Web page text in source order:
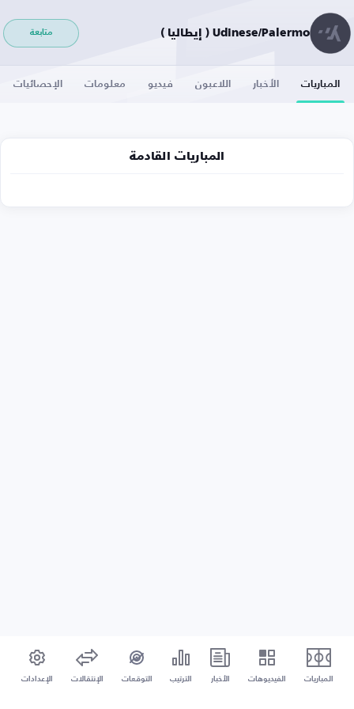
Udinese/Palermo ( إيطاليا ) متابعة
المباريات الأخبار اللاعبون فيديو معلومات الإحصائيات
المباريات القادمة
المباريات الفيديوهات الأخبار الترتيب التوقعات الإنتقالات الإعدادات